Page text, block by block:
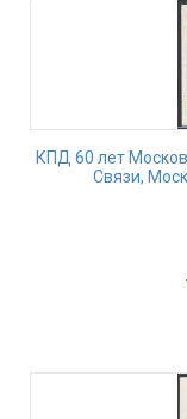
КПД 60 лет
Связи,